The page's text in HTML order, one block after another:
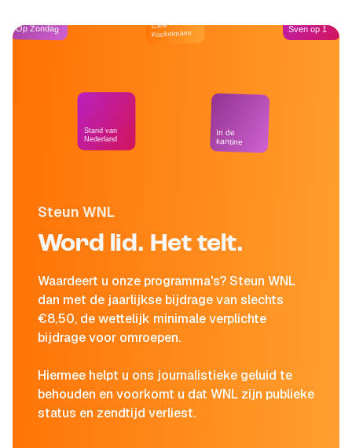
Steun WNL
Word lid. Het telt.
Waardeert u onze programma's? Steun WNL
dan met de jaarlijkse bijdrage van slechts
€8,50, de wettelijk minimale verplichte
bijdrage voor omroepen.
Hiermee helpt u ons journalistieke geluid te
behouden en voorkomt u dat WNL zijn publieke
status en zendtijd verliest.
Op Zondag
Stand van
Nederland
Café
Kockelmann
In de
kantine
Sven op 1